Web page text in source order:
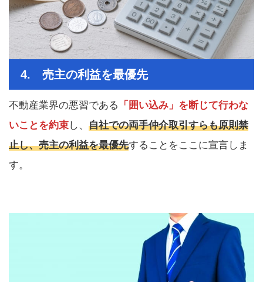
4. 売主の利益を最優先
不動産業界の悪習である
「囲い込み」を断じて行わな
いことを約束し、 自社での両手仲介取引すらも原則禁
止し、売主の利益を最優先することをここに宣言しま
す。